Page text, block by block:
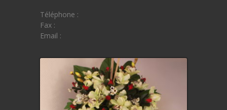
Téléphone :
Fax :
Email :